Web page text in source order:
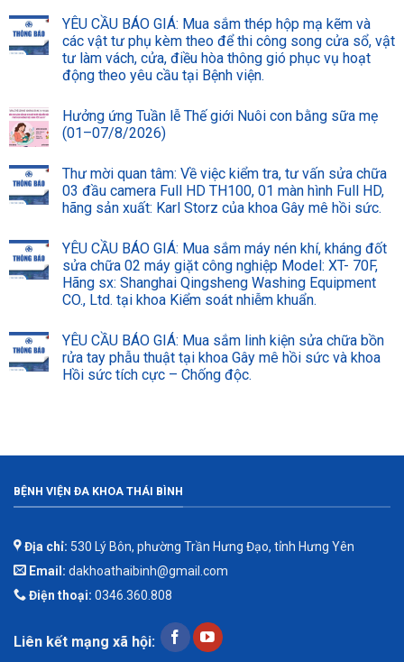
YÊU CẦU BÁO GIÁ: Mua sắm thép hộp mạ kẽm và
các vật tư phụ kèm theo để thi công song cửa sổ, vật
tư làm vách, cửa, điều hòa thông gió phục vụ hoạt
động theo yêu cầu tại Bệnh viện.
Hưởng ứng Tuần lễ Thế giới Nuôi con bằng sữa mẹ
(01–07/8/2026)
Thư mời quan tâm: Về việc kiểm tra, tư vấn sửa chữa
03 đầu camera Full HD TH100, 01 màn hình Full HD,
hãng sản xuất: Karl Storz của khoa Gây mê hồi sức.
YÊU CẦU BÁO GIÁ: Mua sắm máy nén khí, kháng đốt
sửa chữa 02 máy giặt công nghiệp Model: XT- 70F,
Hãng sx: Shanghai Qingsheng Washing Equipment
CO., Ltd. tại khoa Kiểm soát nhiễm khuẩn.
YÊU CẦU BÁO GIÁ: Mua sắm linh kiện sửa chữa bồn
rửa tay phẫu thuật tại khoa Gây mê hồi sức và khoa
Hồi sức tích cực – Chống độc.
BỆNH VIỆN ĐA KHOA THÁI BÌNH
Địa chỉ: 530 Lý Bôn, phường Trần Hưng Đạo, tỉnh Hưng Yên
Email: dakhoathaibinh@gmail.com
Điện thoại: 0346.360.808
Liên kết mạng xã hội: